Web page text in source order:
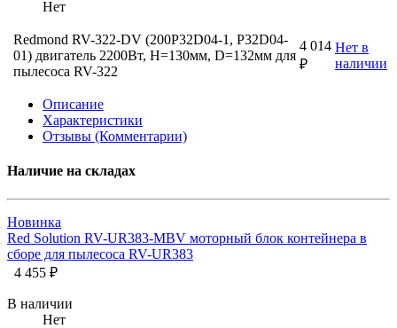
Нет
Redmond RV-322-DV (200P32D04-1, P32D04-
01) двигатель 2200Вт, H=130мм, D=132мм для
пылесоса RV-322
4 014
₽
Нет в
наличии
Описание
Характеристики
Отзывы (Комментарии)
Наличие на складах
Новинка
Red Solution RV-UR383-MBV моторный блок контейнера в
сборе для пылесоса RV-UR383
4 455 ₽
В наличии
Нет